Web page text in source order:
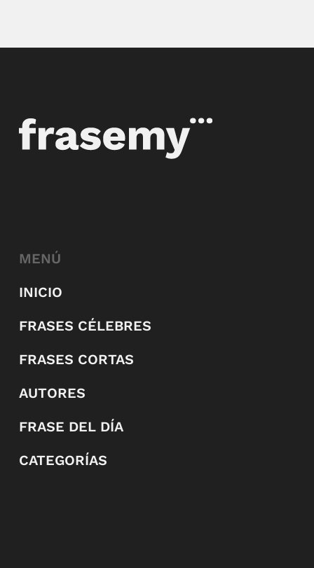
MENÚ
INICIO
FRASES CÉLEBRES
FRASES CORTAS
AUTORES
FRASE DEL DÍA
CATEGORÍAS